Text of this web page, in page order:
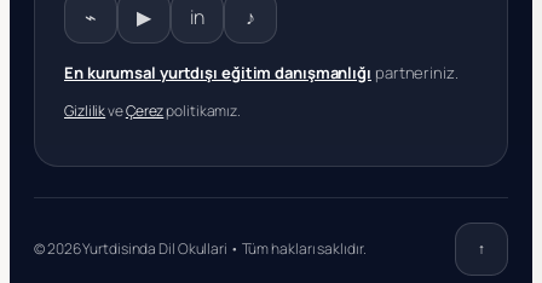
⌁ ▶ in ♪
En kurumsal yurtdışı eğitim danışmanlığı partneriniz.
GizlilikveÇerezpolitikamız.
© 2026 Yurtdisinda Dil Okullari • Tüm hakları saklıdır. ↑